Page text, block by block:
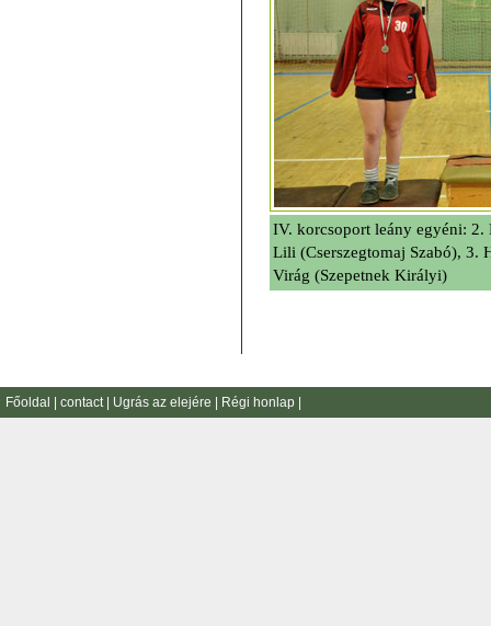
IV. korcsoport leány egyéni: 2.
Lili (Cserszegtomaj Szabó), 3.
Virág (Szepetnek Királyi)
Főoldal | contact | Ugrás az elejére | Régi honlap |